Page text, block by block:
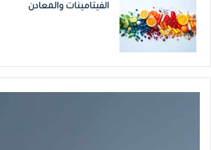
عنه إفراز مواد كيميائية تعزز
نوبات من الصدفية.
على صعيد آخر، تشير الدراسات
الفيتامينات والمعادن